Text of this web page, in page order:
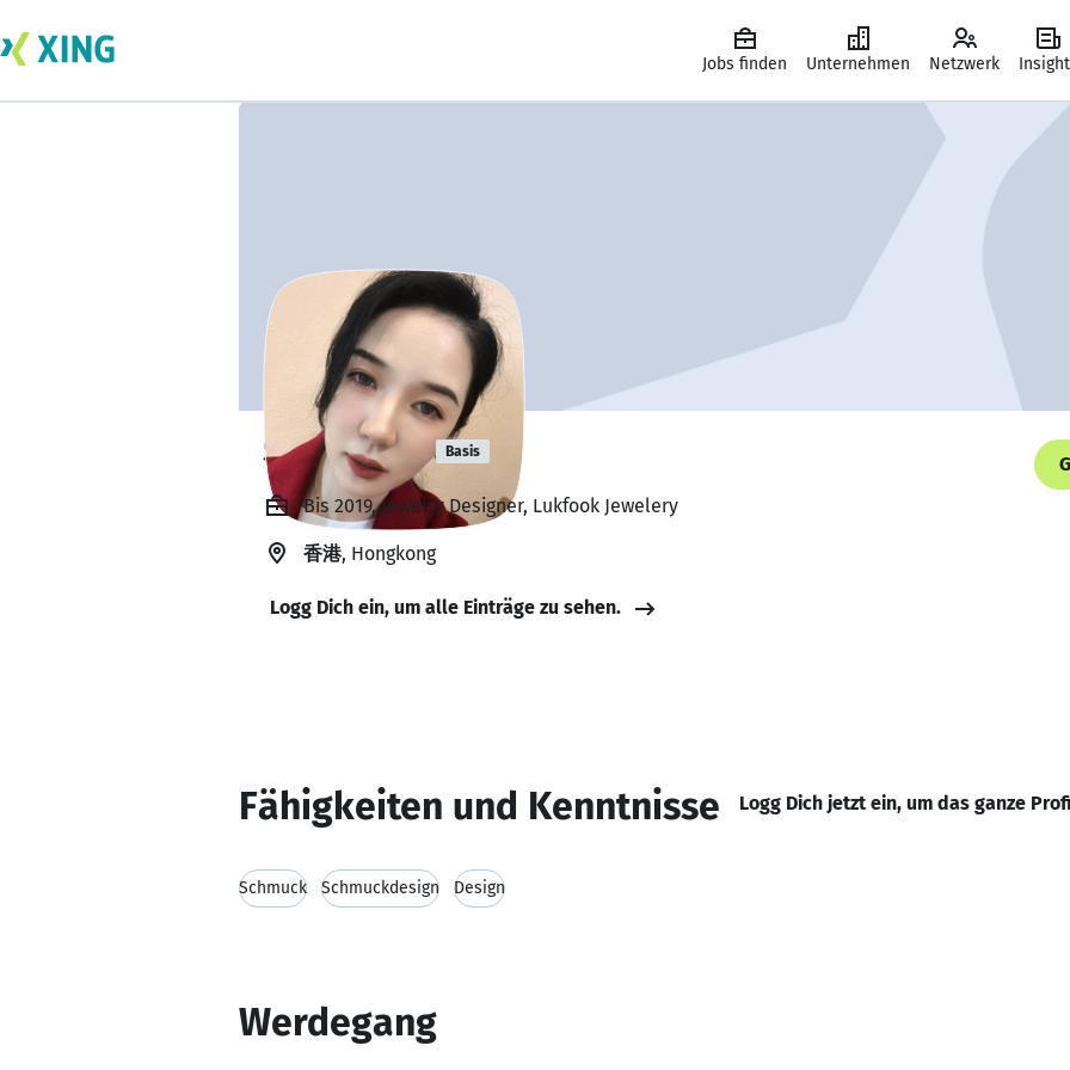
Jobs finden Unternehmen Netzwerk
Shirley LIU Basis
Bis 2019, Jewelry Designer, Lukfook Jewelery
香港, Hongkong
Logg Dich ein, um alle Einträge zu sehen.
Fähigkeiten und Kenntnisse Logg Dich jetzt ein, um das ganze
Schmuck Schmuckdesign Design
Werdegang